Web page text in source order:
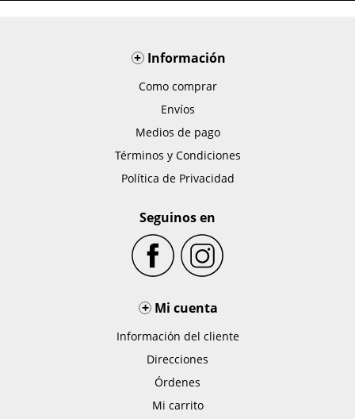
+Información
Como comprar
Envíos
Medios de pago
Términos y Condiciones
Política de Privacidad
Seguinos en
+ Mi cuenta
Información del cliente
Direcciones
Órdenes
Mi carrito